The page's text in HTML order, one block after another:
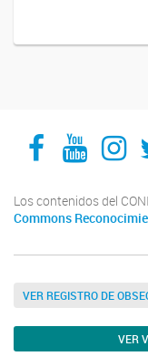
Los contenidos del
Commons
VER REGISTRO DE
VER